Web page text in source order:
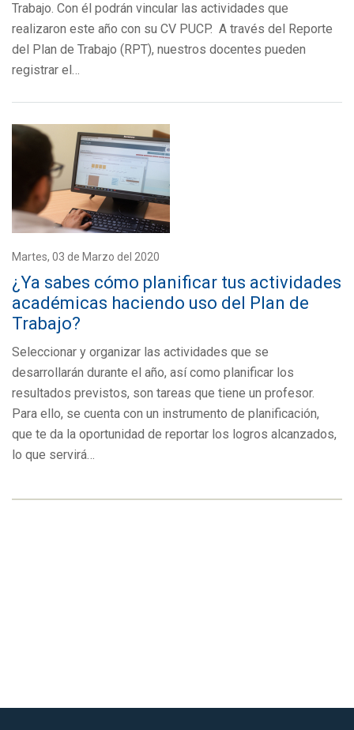
Trabajo. Con él podrán vincular las actividades que
realizaron este año con su CV PUCP. A través del Reporte
del Plan de Trabajo (RPT), nuestros docentes pueden
registrar el…
Martes, 03 de Marzo del 2020
¿Ya sabes cómo planificar tus actividades
académicas haciendo uso del Plan de
Trabajo?
Seleccionar y organizar las actividades que se
desarrollarán durante el año, así como planificar los
resultados previstos, son tareas que tiene un profesor.
Para ello, se cuenta con un instrumento de planificación,
que te da la oportunidad de reportar los logros alcanzados,
lo que servirá…